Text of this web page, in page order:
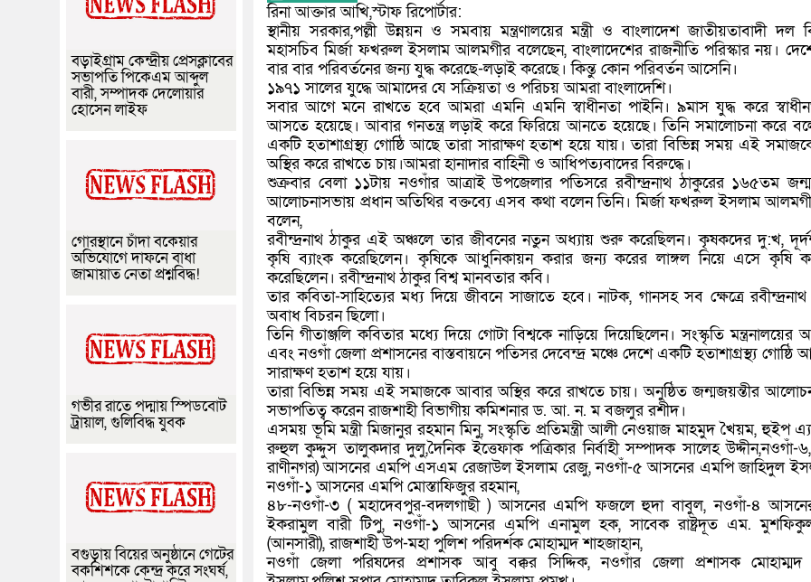
রিনা আক্তার আখি,স্টাফ রিপোর্টার:
স্থানীয় সরকার,পল্লী উন্নয়ন ও সমবায় মন্ত্রণালয়ের মন্ত্রী ও বাংলাদেশ জাতীয়তাবাদী দল
মহাসচিব মির্জা ফখরুল ইসলাম আলমগীর বলেছেন, বাংলাদেশের রাজনীতি পরিস্কার নয়।
বার বার পরিবর্তনের জন্য যুদ্ধ করেছে-লড়াই করেছে। কিন্তু কোন পরিবর্তন আসেনি।
১৯৭১ সালের যুদ্ধে আমাদের যে সক্রিয়তা ও পরিচয় আমরা বাংলাদেশি।
সবার আগে মনে রাখতে হবে আমরা এমনি এমনি স্বাধীনতা পাইনি। ৯মাস যুদ্ধ করে
আসতে হয়েছে। আবার গনতন্ত্র লড়াই করে ফিরিয়ে আনতে হয়েছে। তিনি সমালোচনা করে
একটি হতাশাগ্রস্থ্য গোষ্ঠি আছে তারা সারাক্ষণ হতাশ হয়ে যায়। তারা বিভিন্ন সময় এই
অস্থির করে রাখতে চায়।আমরা হানাদার বাহিনী ও আধিপত্যবাদের বিরুদ্ধে।
শুক্রবার বেলা ১১টায় নওগাঁর আত্রাই উপজেলার পতিসরে রবীন্দ্রনাথ ঠাকুরের ১৬৫তম
আলোচনাসভায় প্রধান অতিথির বক্তব্যে এসব কথা বলেন তিনি। মির্জা ফখরুল ইসলাম
বলেন,
রবীন্দ্রনাথ ঠাকুর এই অঞ্চলে তার জীবনের নতুন অধ্যায় শুরু করেছিলন। কৃষকদের দু:খ,
কৃষি ব্যাংক করেছিলেন। কৃষিকে আধুনিকায়ন করার জন্য করের লাঙ্গল নিয়ে এসে কৃষি
করেছিলেন। রবীন্দ্রনাথ ঠাকুর বিশ্ব মানবতার কবি।
তার কবিতা-সাহিত্যের মধ্য দিয়ে জীবনে সাজাতে হবে। নাটক, গানসহ সব ক্ষেত্রে
অবাধ বিচরন ছিলো।
তিনি গীতাঞ্জলি কবিতার মধ্যে দিয়ে গোটা বিশ্বকে নাড়িয়ে দিয়েছিলেন। সংস্কৃতি
এবং নওগাঁ জেলা প্রশাসনের বাস্তবায়নে পতিসর দেবেন্দ্র মঞ্চে দেশে একটি হতাশাগ্রস্থ্য গোষ্ঠি
সারাক্ষণ হতাশ হয়ে যায়।
তারা বিভিন্ন সময় এই সমাজকে আবার অস্থির করে রাখতে চায়। অনুষ্ঠিত জন্মজয়ন্তীর
সভাপতিত্ব করেন রাজশাহী বিভাগীয় কমিশনার ড. আ. ন. ম বজলুর রশীদ।
এসময় ভূমি মন্ত্রী মিজানুর রহমান মিনু, সংস্কৃতি প্রতিমন্ত্রী আলী নেওয়াজ মাহমুদ খৈয়ম, হুইপ
রুহুল কুদ্দুস তালুকদার দুলু,দৈনিক ইত্তেফাক পত্রিকার নির্বাহী সম্পাদক সালেহ উদ্দীন,নওগাঁ-
রাণীনগর) আসনের এমপি এসএম রেজাউল ইসলাম রেজু, নওগাঁ-৫ আসনের এমপি জাহিদুল
নওগাঁ-১ আসনের এমপি মোস্তাফিজুর রহমান,
৪৮-নওগাঁ-৩ ( মহাদেবপুর-বদলগাছী ) আসনের এমপি ফজলে হুদা বাবুল, নওগাঁ-৪
ইকরামুল বারী টিপু, নওগাঁ-১ আসনের এমপি এনামুল হক, সাবেক রাষ্ট্রদূত এম.
(আনসারী), রাজশাহী উপ-মহা পুলিশ পরিদর্শক মোহাম্মদ শাহজাহান,
নওগাঁ জেলা পরিষদের প্রশাসক আবু বক্কর সিদ্দিক, নওগাঁর জেলা প্রশাসক
বড়াইগ্রাম কেন্দ্রীয় প্রেসক্লাবের
সভাপতি পিকেএম আব্দুল
বারী, সম্পাদক দেলোয়ার
হোসেন লাইফ
গোরস্থানে চাঁদা বকেয়ার
অভিযোগে দাফনে বাধা
জামায়াত নেতা প্রশ্নবিদ্ধ!
গভীর রাতে পদ্মায় স্পিডবোট
ট্রায়াল, গুলিবিদ্ধ যুবক
বগুড়ায় বিয়ের অনুষ্ঠানে গেটের
বকশিশকে কেন্দ্র করে সংঘর্ষ,